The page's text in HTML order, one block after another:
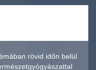
rövid időn belül